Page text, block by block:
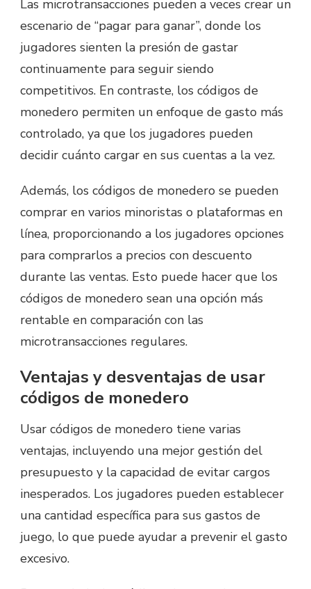
Las microtransacciones pueden a veces crear un
escenario de “pagar para ganar”, donde los
jugadores sienten la presión de gastar
continuamente para seguir siendo
competitivos. En contraste, los códigos de
monedero permiten un enfoque de gasto más
controlado, ya que los jugadores pueden
decidir cuánto cargar en sus cuentas a la vez.
Además, los códigos de monedero se pueden
comprar en varios minoristas o plataformas en
línea, proporcionando a los jugadores opciones
para comprarlos a precios con descuento
durante las ventas. Esto puede hacer que los
códigos de monedero sean una opción más
rentable en comparación con las
microtransacciones regulares.
Ventajas y desventajas de usar
códigos de monedero
Usar códigos de monedero tiene varias
ventajas, incluyendo una mejor gestión del
presupuesto y la capacidad de evitar cargos
inesperados. Los jugadores pueden establecer
una cantidad específica para sus gastos de
juego, lo que puede ayudar a prevenir el gasto
excesivo.